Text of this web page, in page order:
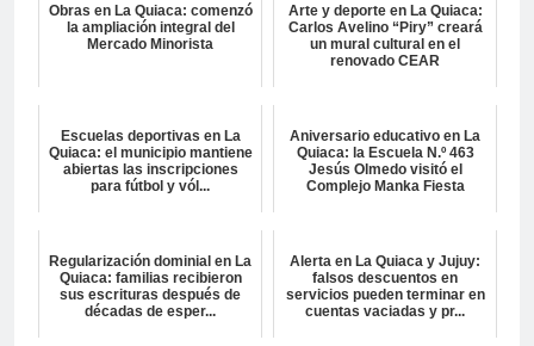
Obras en La Quiaca: comenzó
la ampliación integral del
Mercado Minorista
Arte y deporte en La Quiaca:
Carlos Avelino “Piry” creará
un mural cultural en el
renovado CEAR
Escuelas deportivas en La
Quiaca: el municipio mantiene
abiertas las inscripciones
para fútbol y vól...
Aniversario educativo en La
Quiaca: la Escuela N.º 463
Jesús Olmedo visitó el
Complejo Manka Fiesta
Regularización dominial en La
Quiaca: familias recibieron
sus escrituras después de
décadas de esper...
Alerta en La Quiaca y Jujuy:
falsos descuentos en
servicios pueden terminar en
cuentas vaciadas y pr...